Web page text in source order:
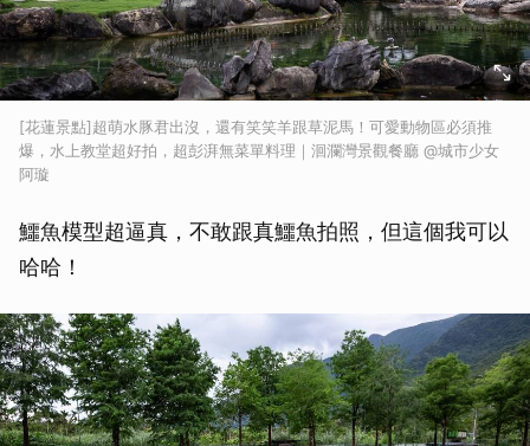
[花蓮景點]超萌水豚君出沒，還有笑笑羊跟草泥馬！可愛動物區必須推
爆，水上教堂超好拍，超彭湃無菜單料理｜洄瀾灣景觀餐廳 @城市少女
阿璇
鱷魚模型超逼真，不敢跟真鱷魚拍照，但這個我可以
哈哈！